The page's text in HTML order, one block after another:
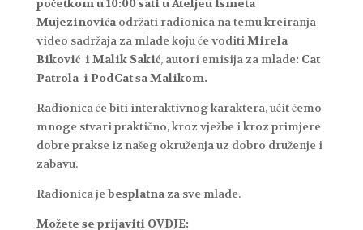
Mujezinovića održati radionica na temu kreiranja
video sadržaja za mlade koju će voditi Mirela
Biković i Malik Sakić, autori emisija za mlade: Cat
Patrola i PodCat sa Malikom.
Radionica će biti interaktivnog karaktera, učit ćemo
mnoge stvari praktično, kroz vježbe i kroz primjere
dobre prakse iz našeg okruženja uz dobro druženje i
zabavu.
Radionica je besplatna za sve mlade.
Možete se prijaviti OVDJE: